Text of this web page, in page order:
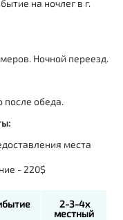
на ночлег в г.
Ночной переезд.
после обеда.
места
- 220$
2-3-4х
местный